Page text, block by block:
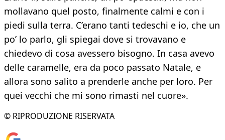
mollavano quel posto, finalmente calmi e con i
piedi sulla terra. C’erano tanti tedeschi e io, che un
po’ lo parlo, gli spiegai dove si trovavano e
chiedevo di cosa avessero bisogno. In casa avevo
delle caramelle, era da poco passato Natale, e
allora sono salito a prenderle anche per loro. Per
quei vecchi che mi sono rimasti nel cuore».
© RIPRODUZIONE RISERVATA